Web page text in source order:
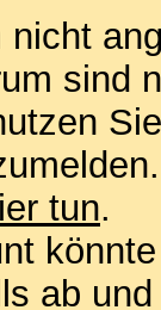
sind
tun.
ab